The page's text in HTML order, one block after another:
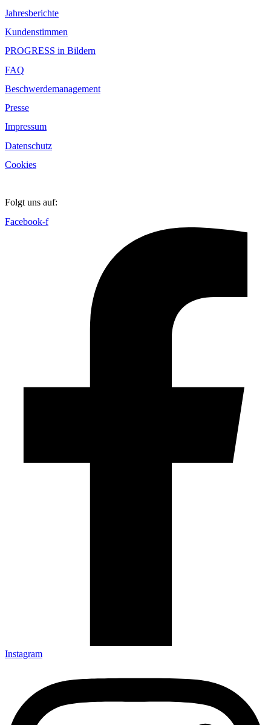
Jahresberichte
Kundenstimmen
PROGRESS in Bildern
FAQ
Beschwerdemanagement
Presse
Impressum
Datenschutz
Cookies
Folgt uns auf:
Facebook-f
Instagram